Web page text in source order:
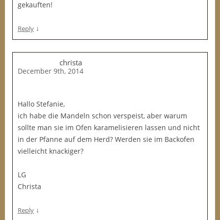
gekauften!
Reply ↓
christa
December 9th, 2014
Hallo Stefanie,
ich habe die Mandeln schon verspeist, aber warum
sollte man sie im Ofen karamelisieren lassen und nicht
in der Pfanne auf dem Herd? Werden sie im Backofen
vielleicht knackiger?
LG
Christa
Reply ↓